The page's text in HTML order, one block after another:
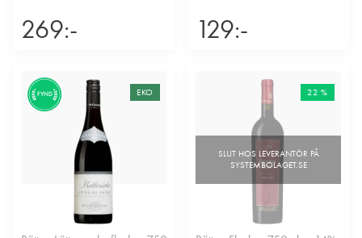
269:- 129:-
FYND EKO 22 %